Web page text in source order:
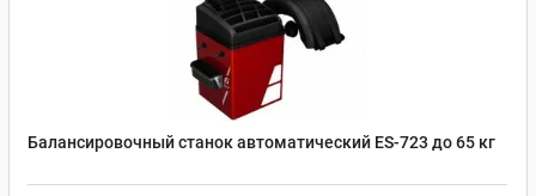
Балансировочный станок автоматический ES-723 до 65 кг